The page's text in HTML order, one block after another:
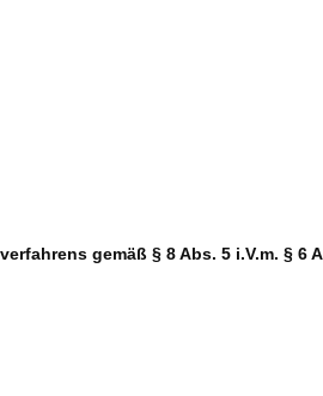
gemäß § 8 Abs. 5 i.V.m. § 6